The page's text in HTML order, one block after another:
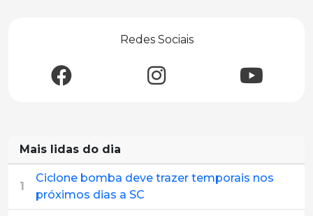
Redes Sociais
Mais lidas do dia
1
Ciclone bomba deve trazer temporais nos
próximos dias a SC